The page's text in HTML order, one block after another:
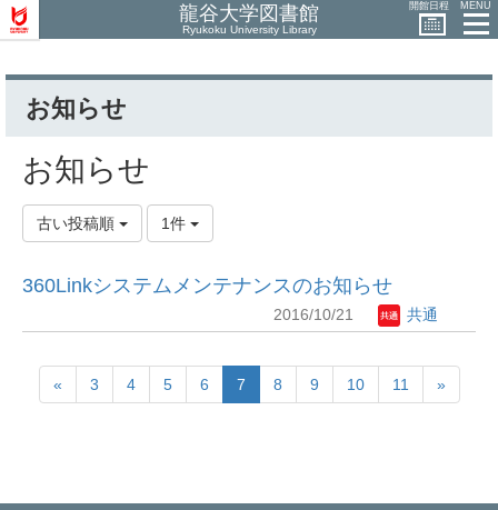
龍谷大学図書館
Ryukoku University Library
開館日程 MENU
お知らせ
お知らせ
古い投稿順 1件
360Linkシステムメンテナンスのお知らせ
2016/10/21 共通
« 3 4 5 6 7 8 9 10 11 »